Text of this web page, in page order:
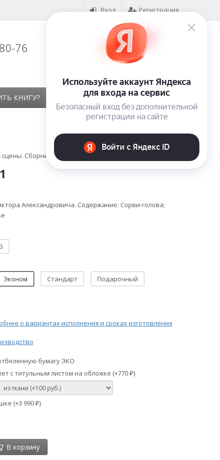
Вход Регистрация
76 Корзина ( 0)
на сумму0₽
КНИГУ? КОНТАКТЫ ОТЗЫВЫ
сцены. Сборник пьес. Том 2. Выпуск 1
Александровича. Содержание: Сорви-голова;
Эконом Стандарт Подарочный
о вариантах исполнения и сроках изготовления
бумагу ЭКО
с титульным листом на обложке (+770 ₽)
(+3 990 ₽)
В корзину